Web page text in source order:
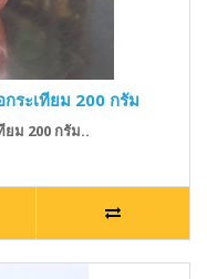
ระเทียม 200 กรัม
ยม 200 กรัม..